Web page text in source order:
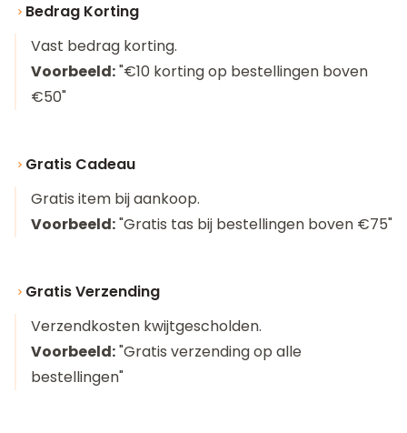
Bedrag Korting
Vast bedrag korting.
Voorbeeld:"€10 korting op bestellingen boven
€50"
Gratis Cadeau
Gratis item bij aankoop.
Voorbeeld:"Gratis tas bij bestellingen boven €75"
Gratis Verzending
Verzendkosten kwijtgescholden.
Voorbeeld:"Gratis verzending op alle
bestellingen"